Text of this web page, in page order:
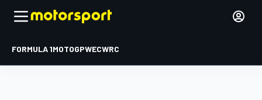
FORMULA 1MOTOGPWECWRC